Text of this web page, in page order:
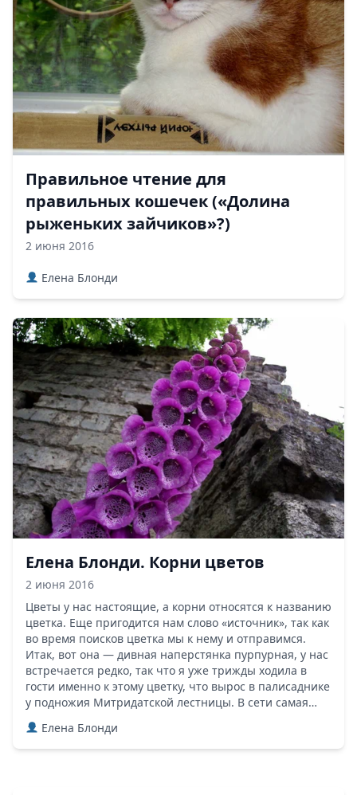
Правильное чтение для
правильных кошечек («Долина
рыженьких зайчиков»?)
2 июня 2016
Елена Блонди
Елена Блонди. Корни цветов
2 июня 2016
Цветы у нас настоящие, а корни относятся к названию
цветка. Еще пригодится нам слово «источник», так как
во время поисков цветка мы к нему и отправимся.
Итак, вот она — дивная наперстянка пурпурная, у нас
встречается редко, так что я уже трижды ходила в
гости именно к этому цветку, что вырос в палисаднике
у подножия Митридатской лестницы. В сети самая…
Елена Блонди